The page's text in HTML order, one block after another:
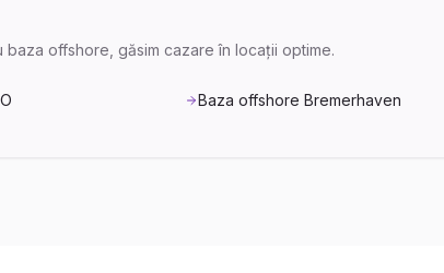
offshore, găsim cazare în locații optime.
Baza offshore Bremerhaven